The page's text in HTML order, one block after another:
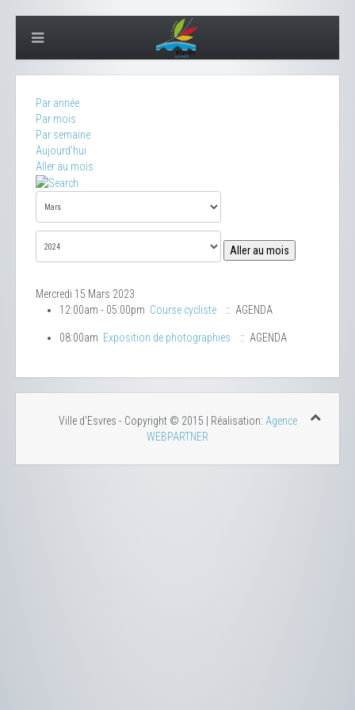
Par année
Par mois
Par semaine
Aujourd'hui
Aller au mois
Aller au mois
Mercredi 15 Mars 2023
12:00am - 05:00pm Course cycliste :: AGENDA
08:00am Exposition de photographies :: AGENDA
Ville d'Esvres - Copyright © 2015 | Réalisation: Agence
WEBPARTNER